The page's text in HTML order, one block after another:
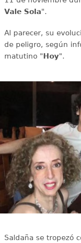
Vale Sola".
Al parecer, su
de peligro, según
matutino "Hoy".
Saldaña se tropezó